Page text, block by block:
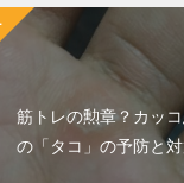
筋トレの勲章？カッ
の「タコ」の予防と